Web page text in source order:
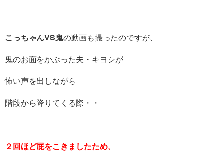
こっちゃんVS鬼の動画も撮ったのですが、
鬼のお面をかぶった夫・キヨシが
怖い声を出しながら
階段から降りてくる際・・
２回ほど屁をこきましたため、